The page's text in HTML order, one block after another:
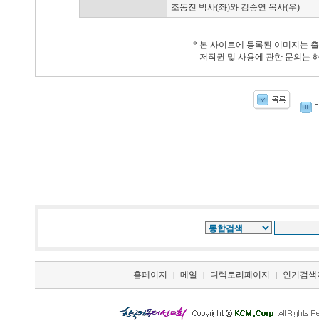
조동진 박사(좌)와 김승연 목사(우)
* 본 사이트에 등록된 이미지는
저작권 및 사용에 관한 문의는
홈페이지 | 메일 | 디렉토리페이지 | 인기검색